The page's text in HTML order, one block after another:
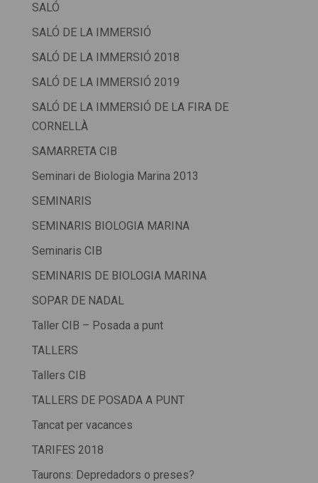
SALÓ
SALÓ DE LA IMMERSIÓ
SALÓ DE LA IMMERSIÓ 2018
SALÓ DE LA IMMERSIÓ 2019
SALÓ DE LA IMMERSIÓ DE LA FIRA DE
CORNELLÀ
SAMARRETA CIB
Seminari de Biologia Marina 2013
SEMINARIS
SEMINARIS BIOLOGIA MARINA
Seminaris CIB
SEMINARIS DE BIOLOGIA MARINA
SOPAR DE NADAL
Taller CIB – Posada a punt
TALLERS
Tallers CIB
TALLERS DE POSADA A PUNT
Tancat per vacances
TARIFES 2018
Taurons: Depredadors o preses?